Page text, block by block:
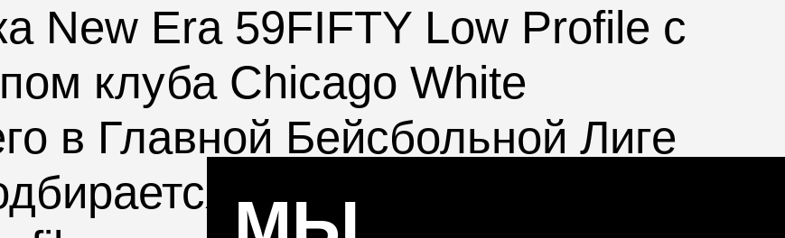
New Era 59FIFTY Low Profile с
клуба Chicago White
в Главной Бейсбольной Лиге
по обхвату головы